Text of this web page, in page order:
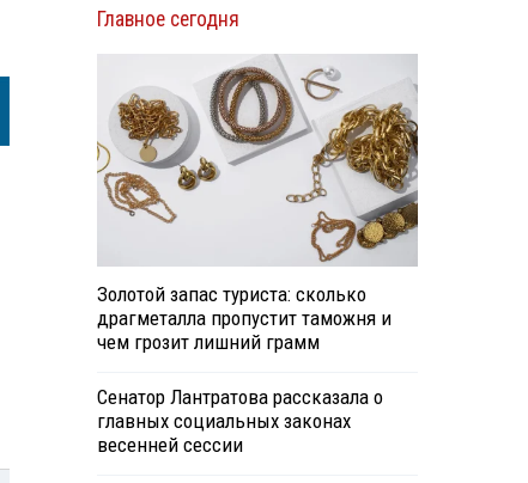
Главное сегодня
Золотой запас туриста: сколько
драгметалла пропустит таможня и
чем грозит лишний грамм
Сенатор Лантратова рассказала о
главных социальных законах
весенней сессии